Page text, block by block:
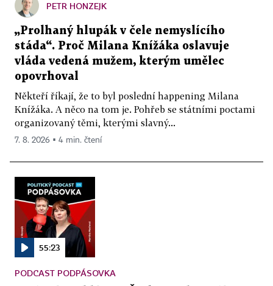
PETR HONZEJK
„Prolhaný hlupák v čele nemyslícího
stáda“. Proč Milana Knížáka oslavuje
vláda vedená mužem, kterým umělec
opovrhoval
Někteří říkají, že to byl poslední happening Milana
Knížáka. A něco na tom je. Pohřeb se státními poctami
organizovaný těmi, kterými slavný...
7. 8. 2026 ▪ 4 min. čtení
55:23
PODCAST PODPÁSOVKA